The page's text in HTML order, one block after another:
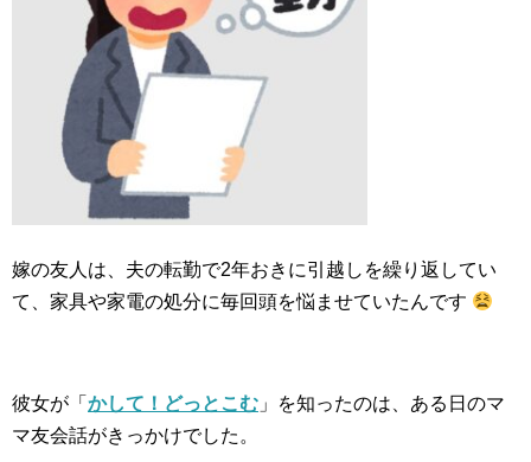
嫁の友人は、夫の転勤で2年おきに引越しを繰り返してい
て、家具や家電の処分に毎回頭を悩ませていたんです
彼女が「 かして！どっとこむ 」を知ったのは、ある日のマ
マ友会話がきっかけでした。